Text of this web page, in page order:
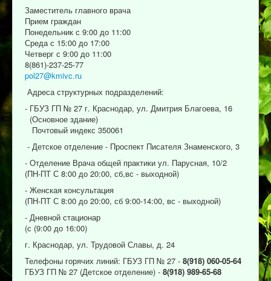
Заместитель главного врача
Прием граждан
Понедельник с 9:00 до 11:00
Среда с 15:00 до 17:00
Четверг с 9:00 до 11:00
8(861)-237-25-77
pol27@kmivc.ru
Адреса структурных подразделений:
- ГБУЗ ГП № 27 г. Краснодар, ул. Дмитрия Благоева, 16
(Основное здание)
Почтовый индекс 350061
- Детское отделение - Проспект Писателя Знаменского, 3
- Отделение Врача общей практики ул. Парусная, 10/2
(ПН-ПТ С 8:00 до 20:00, сб,вс - выходной)
- Женская консультация
(ПН-ПТ С 8:00 до 20:00, сб 9:00-14:00, вс - выходной)
- Дневной стационар
(с (9:00 до 16:00)
г. Краснодар, ул. Трудовой Славы, д. 24
Телефоны горячих линий: ГБУЗ ГП № 27 - 8(918) 060-05-64
ГБУЗ ГП № 27 (Детское отделение) - 8(918) 989-65-68